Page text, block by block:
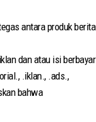
antara produk berita
dan atau isi berbayar
.iklan., .ads.,
bahwa